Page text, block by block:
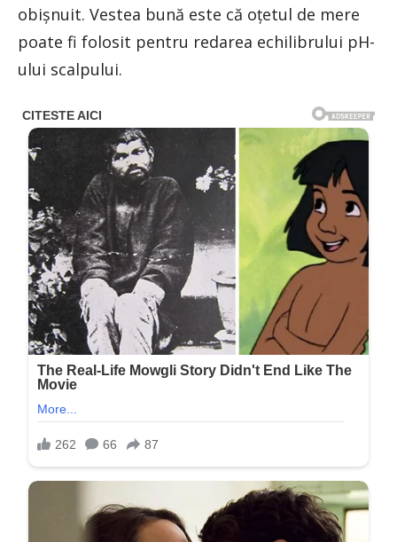
obișnuit. Vestea bună este că oțetul de mere
poate fi folosit pentru redarea echilibrului pH-
ului scalpului.